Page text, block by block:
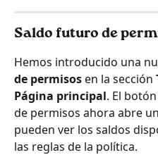
Saldo futuro de
Hemos introducido una
de permisos en la sección
Página principal. El botón
de permisos ahora abre
pueden ver los saldos
las reglas de la política.